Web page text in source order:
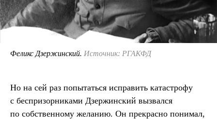
Феликс Дзержинский. Источник: РГАКФД
Но на сей раз попытаться исправить катастрофу
с беспризорниками Дзержинский вызвался
по собственному желанию. Он прекрасно понимал,